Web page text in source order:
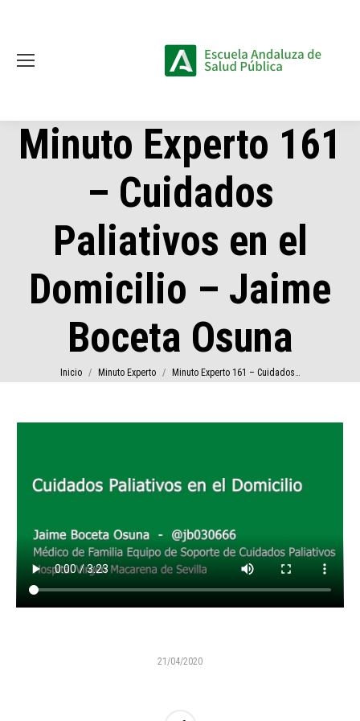
Minuto Experto 161
– Cuidados
Paliativos en el
Domicilio – Jaime
Boceta Osuna
Estás aquí:
Inicio Minuto Experto Minuto Experto 161 – Cuidados…
21/04/2020